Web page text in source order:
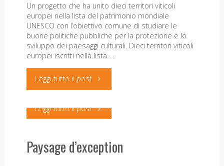
18 Gennaio 2021
Forte della sua esperienza nel campo degli studi
sulla transumanza, Leonardo-IRTA si è aggiudicato il
bando della Regione Toscana per l’affidamento del
della transumanza, l’indagine toponomastica e la
ricerca socio antropologica sulla civiltà della …
Leggi tutto il post"Leonardo-
entra
Un progetto che ha unito dieci territori viticoli
europei nella lista del patrimonio mondiale
UNESCO con l’obiettivo comune di studiare le
buone politiche pubbliche per la protezione e lo
sviluppo dei paesaggi culturali. Dieci territori viticoli
europei iscritti nella lista …
Leggi tutto il post"Interreg
Vitour
Landscape"
Paysage d’exception